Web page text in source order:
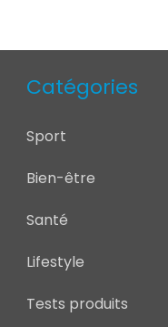
Catégories
Sport
Bien-être
Santé
Lifestyle
Tests produits